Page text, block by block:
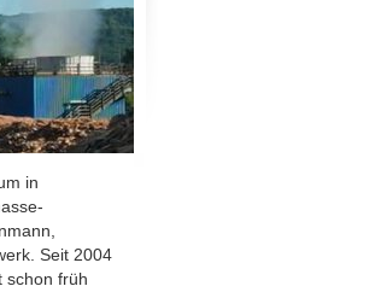
in
Seit 2004
schon früh